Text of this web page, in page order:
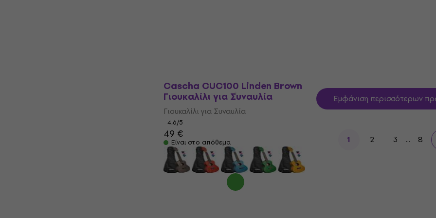
Cascha CUC100 Linden Brown
Γιουκαλίλι για Συναυλία
Γιουκαλίλι για Συναυλία
4,6/5
49 €
Είναι στο απόθεμα
Εμφάνιση περισσότερων
1 2 3 ... 8